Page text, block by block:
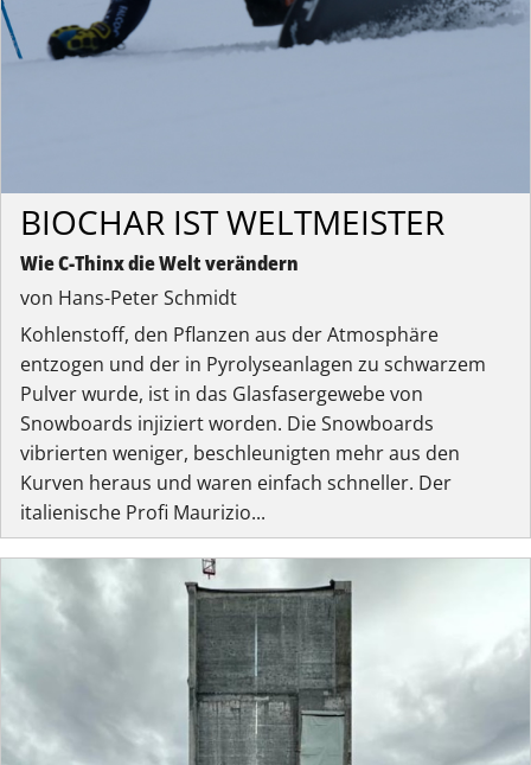
BIOCHAR IST WELTMEISTER
Wie C-Thinx die Welt verändern
von Hans-Peter Schmidt
Kohlenstoff, den Pflanzen aus der Atmosphäre
entzogen und der in Pyrolyseanlagen zu schwarzem
Pulver wurde, ist in das Glasfasergewebe von
Snowboards injiziert worden. Die Snowboards
vibrierten weniger, beschleunigten mehr aus den
Kurven heraus und waren einfach schneller. Der
italienische Profi Maurizio...